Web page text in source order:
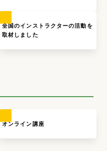
全国のインストラクターの活動を
取材しました
オンライン講座